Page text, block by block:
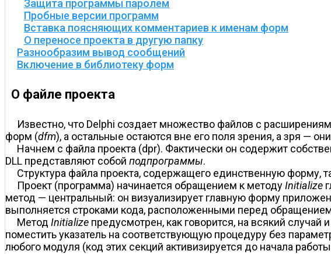
Защита программы паролем
Пробные версии программ
Вставка поясняющих комментариев к именам форм
О переносе проекта в другую папку
Разнообразим вывод сообщений
Включение в библиотеку форм
О файле проекта
Известно, что Delphi создает множество файлов с
форм (dfm), а остальные остаются вне его поля зрения, а зря —
Начнем с файла проекта (dpr). Фактически он содержит
DLL представляют собой подпрограммы.
Структура файла проекта, содержащего единственную форму,
Проект (программа) начинается обращением к методуInitialize
метод — центральный: он визуализирует главную форму
выполняется строками кода, расположенными перед
Метод Initialize предусмотрен, как говорится, на всякий
поместить указатель на соответствующую процедуру без
любого модуля (код этих секций активизируется до начала